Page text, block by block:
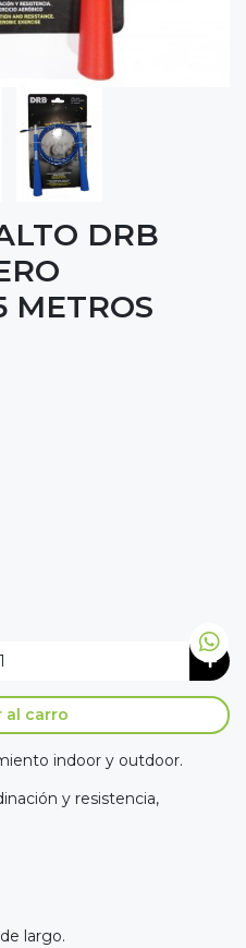
DRB
METROS
al carro
indoor y outdoor.
y resistencia,
largo.